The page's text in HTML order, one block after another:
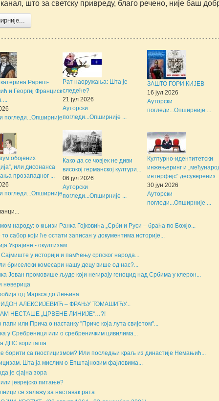
што за светску привреду, благо речено, није баш
Рареш-
и Георгиј Франциск
погледи... Опширније
Рат наоружања: Шта је
следеће?
21 јул 2026
Ауторски
погледи... Опширније ...
ЗАШТО ГОРИ КИЈЕВ
16 јул 2026
Ауторски
погледи... Опширније ...
обојених
или дисонанса
прозападног ...
погледи... Опширније
Како да се човјек не диви
високој германској култури...
06 јул 2026
Ауторски
погледи... Опширније ...
Културно-идентитетски
инжењеринг и
интерфејс“ десуверениз...
30 јун 2026
Ауторски
погледи... Опширније ...
народу: о књизи Ранка Гојковића „Срби и Руси – браћа по Божјо...
то сабор који ће остати записан у документима историје...
Украјине - окултизам
у историји и памћењу српског народа...
бриселски комесари нашу децу више од нас?...
Јован промовише људе који негирају геноцид над Србима у клерон...
неверица
од Маркса до Лењина
АЛЕКСИЈЕВИЋ – ФРАЊУ ТОМАШИЋУ...
НЕСТАШЕ „ЦРВЕНЕ ЛИНИЈЕ“…?!
или Прича о настанку ''Приче која лута свијетом''...
у Сребреници или о сребреничким цивилима...
ДПС кориташа
борити са гностицизмом? Или последњи краљ из династије Немањић...
Шта ја мислим о Епштајновим фајловима...
је сјајна зора
јеврејско питање?
се залажу за наставак рата